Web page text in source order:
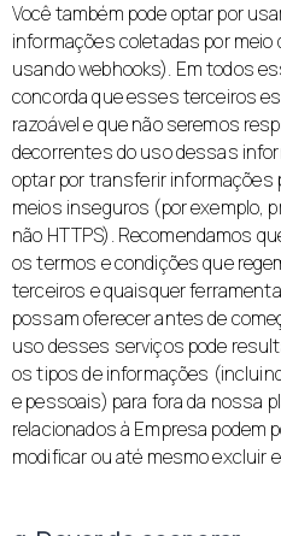
Você também pode optar por
informações coletadas por meio
usando webhooks). Em todos
concorda que esses terceiros
razoável e que não seremos
decorrentes do uso dessas
optar por transferir
meios inseguros (por exemplo,
não HTTPS). Recomendamos
os termos e condições que
terceiros e quaisquer
possam oferecer antes de
uso desses serviços pode
os tipos de informações
e pessoais) para fora da nossa
relacionados à Empresa podem
modificar ou até mesmo excluir